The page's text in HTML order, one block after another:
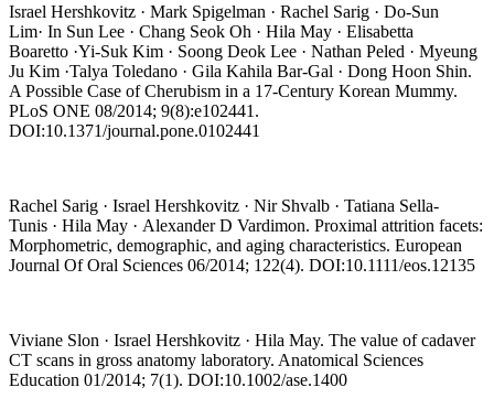
Israel Hershkovitz · Mark Spigelman · Rachel Sarig · Do-Sun
Lim· In Sun Lee · Chang Seok Oh · Hila May · Elisabetta
Boaretto ·Yi-Suk Kim · Soong Deok Lee · Nathan Peled · Myeung
Ju Kim ·Talya Toledano · Gila Kahila Bar-Gal · Dong Hoon Shin.
A Possible Case of Cherubism in a 17-Century Korean Mummy.
PLoS ONE 08/2014; 9(8):e102441.
DOI:10.1371/journal.pone.0102441
Rachel Sarig · Israel Hershkovitz · Nir Shvalb · Tatiana Sella-
Tunis · Hila May · Alexander D Vardimon. Proximal attrition facets:
Morphometric, demographic, and aging characteristics. European
Journal Of Oral Sciences 06/2014; 122(4). DOI:10.1111/eos.12135
Viviane Slon · Israel Hershkovitz · Hila May. The value of cadaver
CT scans in gross anatomy laboratory. Anatomical Sciences
Education 01/2014; 7(1). DOI:10.1002/ase.1400